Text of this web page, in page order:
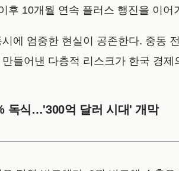
후 10개월 연속 플러스 행진을 이어
에 엄중한 현실이 공존한다. 중동
들어낸 다층적 리스크가 한국 경
독식…'300억 달러 시대' 개막